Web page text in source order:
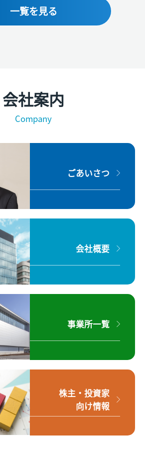
一覧を見る
会社案内
Company
ごあいさつ
会社概要
事業所一覧
株主・投資家
向け情報